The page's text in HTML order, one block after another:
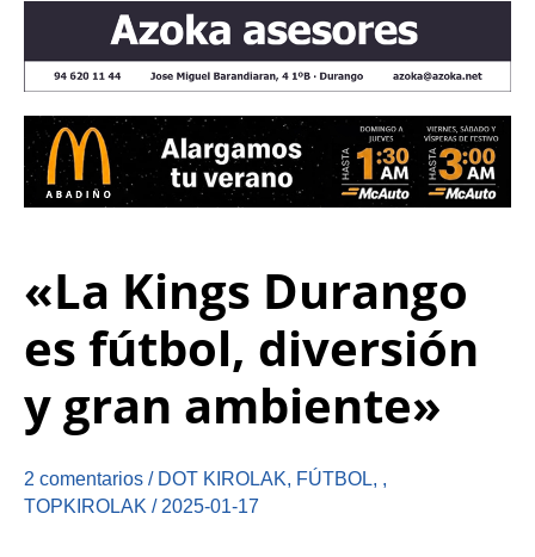
«La Kings Durango
es fútbol, diversión
y gran ambiente»
2 comentarios / DOT KIROLAK, FÚTBOL, ,
TOPKIROLAK / 2025-01-17